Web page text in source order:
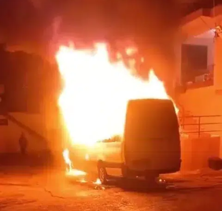
Bitlis
Bolu
Burdur
Çanakkale
Çorum
Denizli